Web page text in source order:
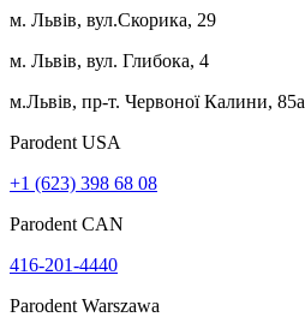
м. Львів, вул.Скорика, 29
м. Львів, вул. Глибока, 4
м.Львів, пр-т. Червоної Калини, 85а
Parodent USА
+1 (623) 398 68 08
Parodent CAN
416-201-4440
Parodent Warszawa